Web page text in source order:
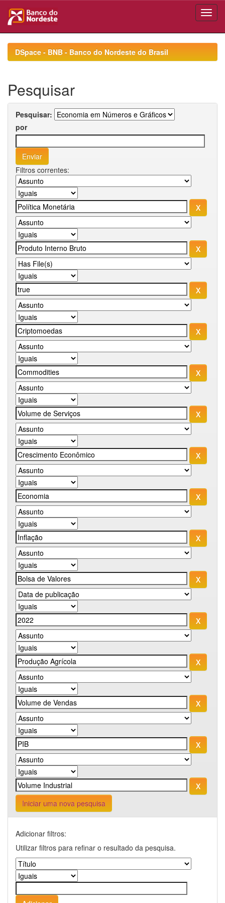
navigationDSpace - BNB - Banco do Nordeste do Brasil
Pesquisar
Pesquisar:
por
Filtros correntes:
Iniciar uma nova pesquisa
Adicionar filtros:
Utilizar filtros para refinar o resultado da pesquisa.